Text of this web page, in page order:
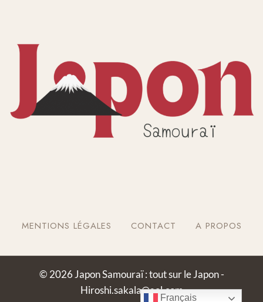
MENTIONS LÉGALES CONTACT A PROPOS
© 2026 Japon Samouraï : tout sur le Japon -
Hiroshi.sakala@aol.com
Français